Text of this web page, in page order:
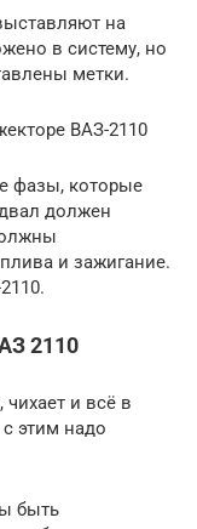
на
в систему, но
метки.
ВАЗ-2110
фазы, которые
должен
и зажигание.
2110
и всё в
этим надо
быть